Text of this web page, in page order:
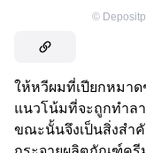
©
ให้หวีผมที่เปียกหมา
แนวโน้มที่จะถูกทำล
ขณะนั้นจึงเป็นสิ่งสำ